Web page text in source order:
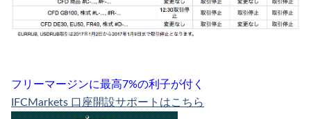
フリーマージンに最高7%の利子が付く
IFCMarkets 口座開設サポートはこちら